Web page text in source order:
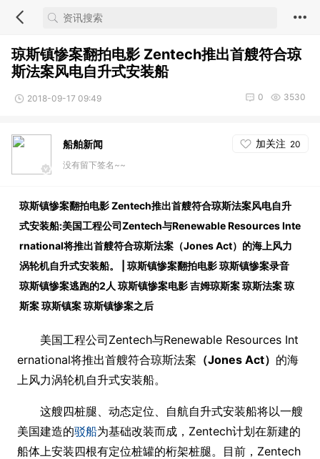
琼斯镇惨案翻拍电影 Zentech推出首艘符合琼
斯法案风电自升式安装船
2018-09-17 09:49 3530
0
船舶新闻 加关注 20
没有留下签名~~
琼斯镇惨案翻拍电影 Zentech推出首艘符合琼斯法案风电自升
式安装船:美国工程公司Zentech与Renewable Resources Inte
rnational将推出首艘符合琼斯法案（Jones Act）的海上风力
涡轮机自升式安装船。 | 琼斯镇惨案翻拍电影 琼斯镇惨案录音
琼斯镇惨案逃跑的2人 琼斯镇惨案电影 吉姆琼斯案 琼斯法案 琼
斯案 琼斯镇案 琼斯镇惨案之后
美国工程公司Zentech与Renewable Resources Int
ernational将推出首艘符合琼斯法案 （Jones Act） 的海
上风力涡轮机自升式安装船。
这艘四桩腿、动态定位、自航自升式安装船将以一艘
美国建造的驳船为基础改装而成，Zentech计划在新建的
船体上安装四根有定位桩罐的桁架桩腿。目前，Zentech